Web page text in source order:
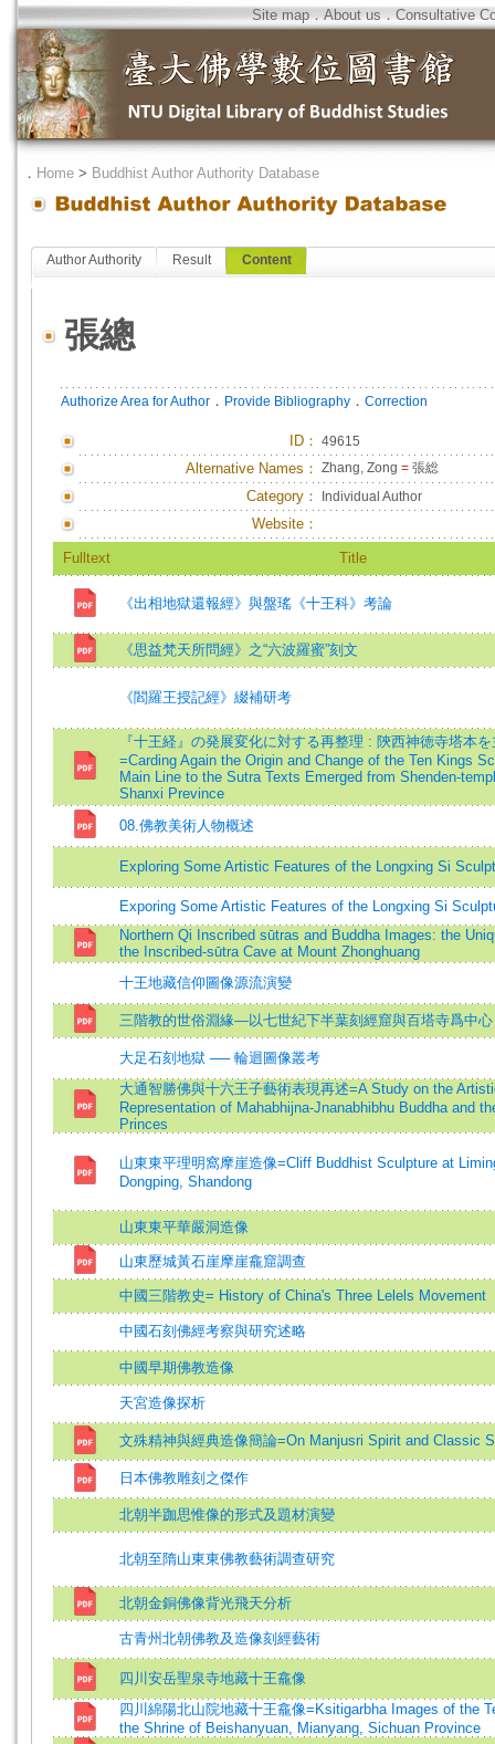
Site map．About us．Consultative
． Home > Buddhist Author Authority Database
Author Authority Result Content
張總
Authorize Area for Author ． Provide Bibliography ． Correction
ID ： 49615
Alternative Names： Zhang, Zong = 張総
Category： Individual Author
Website：
Fulltext Title
《出相地獄還報經》與盤瑤《十王科》考論
《思益梵天所問經》之“六波羅蜜”刻文
《閻羅王授記經》綴補研考
『十王経』の発展変化に対する再整理 : 陝西神徳寺塔本
=Carding Again the Origin and Change of the Ten Kings
Main Line to the Sutra Texts Emerged from Shenden-
Shanxi Prevince
08.佛教美術人物概述
Exploring Some Artistic Features of the Longxing Si
Exporing Some Artistic Features of the Longxing Si
Northern Qi Inscribed sūtras and Buddha Images: the
the Inscribed-sūtra Cave at Mount Zhonghuang
十王地藏信仰圖像源流演變
三階教的世俗淵緣—以七世紀下半葉刻經窟與百塔寺爲中心
大足石刻地獄 ── 輪迴圖像叢考
大通智勝佛與十六王子藝術表現再述=A Study on the
Representation of Mahabhijna-Jnanabhibhu Buddha and
Princes
山東東平理明窩摩崖造像=Cliff Buddhist Sculpture at
Dongping, Shandong
山東東平華嚴洞造像
山東歷城黃石崖摩崖龕窟調查
中國三階教史= History of China's Three Lelels Movement
中國石刻佛經考察與研究述略
中國早期佛教造像
天宮造像探析
文殊精神與經典造像簡論=On Manjusri Spirit and Classic
日本佛教雕刻之傑作
北朝半跏思惟像的形式及題材演變
北朝至隋山東東佛教藝術調查研究
北朝金銅佛像背光飛天分析
古青州北朝佛教及造像刻經藝術
四川安岳聖泉寺地藏十王龕像
四川綿陽北山院地藏十王龕像=Ksitigarbha Images of the
the Shrine of Beishanyuan, Mianyang, Sichuan Province